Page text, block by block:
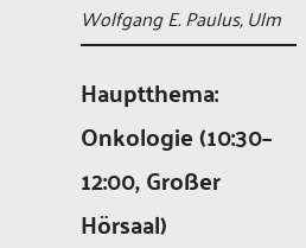
Wolfgang E. Paulus, Ulm
Hauptthema:
Onkologie (10:30–
12:00, Großer
Hörsaal)